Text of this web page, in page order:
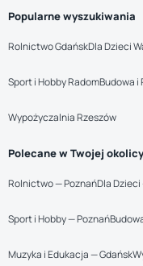
Popularne wyszukiwania
Rolnictwo GdańskDla Dzieci
Sport i Hobby RadomBudowa i
Wypożyczalnia Rzeszów
Polecane w Twojej okolicy
Rolnictwo — PoznańDla
Sport i Hobby — Poznań
Muzyka i Edukacja — Gdańsk